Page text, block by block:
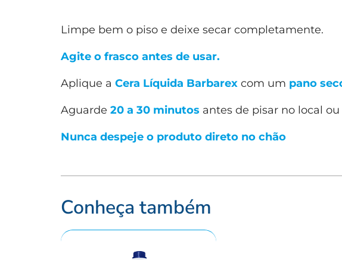
Limpe bem o piso e deixe secar completamente.
Agite o frasco antes de usar.
Aplique a Cera Líquida Barbarex com um pano
Aguarde 20 a 30 minutos antes de pisar no local
Nunca despeje o produto direto no chão
Conheça também